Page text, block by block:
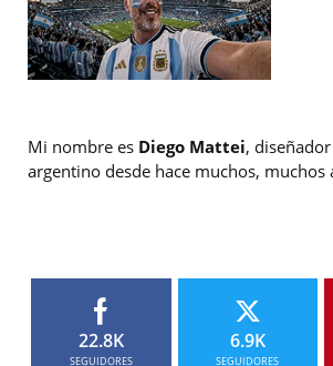
Mi nombre es Diego Mattei,
argentino desde hace muchos, muchos
22.8K
SEGUIDORES
6.9K
SEGUIDORES